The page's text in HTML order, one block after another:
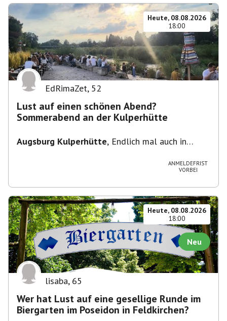
Heute, 08.08.2026
18:00
EdRimaZet, 52
Lust auf einen schönen Abend?
Sommerabend an der Kulperhütte
Augsburg Kulperhütte, Endlich mal auch in
ANMELDEFRIST
VORBEI
Heute, 08.08.2026
18:00
Neu
lisaba, 65
Wer hat Lust auf eine gesellige Runde im
Biergarten im Poseidon in Feldkirchen?